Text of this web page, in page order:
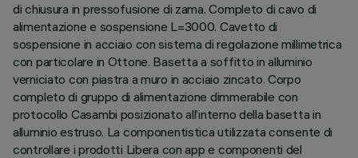
di chiusura in pressofusione di zama. Completo di cavo di
alimentazione e sospensione L=3000. Cavetto di
sospensione in acciaio con sistema di regolazione millimetrica
con particolare in Ottone. Basetta a soffitto in alluminio
verniciato con piastra a muro in acciaio zincato. Corpo
completo di gruppo di alimentazione dimmerabile con
protocollo Casambi posizionato all’interno della basetta in
alluminio estruso. La componentistica utilizzata consente di
controllare i prodotti Libera con app e componenti del